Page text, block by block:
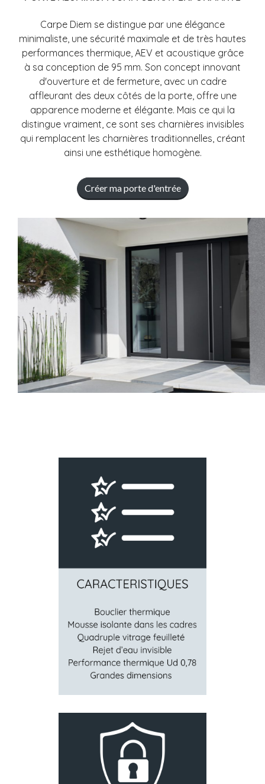
Carpe Diem se distingue par une élégance
minimaliste, une sécurité maximale et de très hautes
performances thermique, AEV et acoustique grâce
à sa conception de 95 mm. Son concept innovant
d'ouverture et de fermeture, avec un cadre
affleurant des deux côtés de la porte, offre une
apparence moderne et élégante. Mais ce qui la
distingue vraiment, ce sont ses charnières invisibles
qui remplacent les charnières traditionnelles, créant
ainsi une esthétique homogène.
Créer ma porte d'entrée